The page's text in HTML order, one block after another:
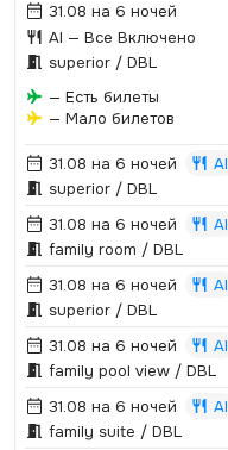
31.08 на 6 ночей
AI — Все Включено
superior / DBL
— Есть билеты
— Мало билетов
31.08 на 6 ночей
AI
superior / DBL
31.08 на 6 ночей
AI
family room / DBL
31.08 на 6 ночей
AI
superior / DBL
31.08 на 6 ночей
AI
family pool view / DBL
31.08 на 6 ночей
AI
family suite / DBL